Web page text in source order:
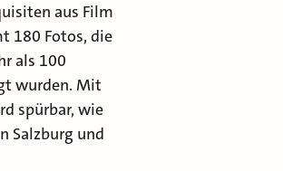
aus Film
180 Fotos, die
als 100
wurden. Mit
spürbar, wie
Salzburg und